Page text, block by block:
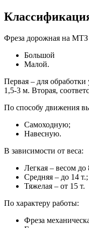
Фреза дорожная на МТЗ
Большой
Малой.
Первая – для
1,5-3 м. Вторая,
По способу движения
Самоходную;
Навесную.
В зависимости от веса:
Легкая – весом до
Средняя – до 14 т.;
Тяжелая – от 15 т.
По характеру работы:
Фреза